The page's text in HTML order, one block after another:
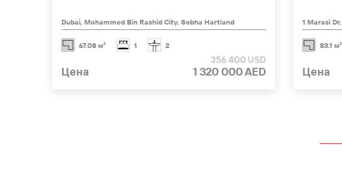
Dubai, Mohammed Bin Rashid City, Sobha Hartland
67.08 м² 1 2
Цена
356 400 USD
1 320 000 AED
1 Marasi
83.1 м²
Цена